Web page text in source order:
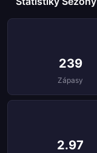
239
Zápasy
2.97